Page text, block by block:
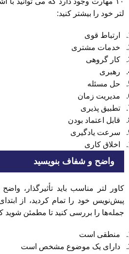
لتر خود را بیشتر کنید:
ارتباط قوی
خدمات مشتری
کار گروهی
رهبری
حل مسئله
مدیریت زمان
تطبیق پذیری
قابل اعتماد بودن
سرعت یادگیری
اخلاق کاری
واضح و شفاف بنویسید
کاور لتر مناسب باید تأثیرگذار،
پیش‌نویس خود را تمام کردید، از
جمله‌ها را بررسی کنید تا مطمئن شوید
منطقی است
دارای یک موضوع مشخص است